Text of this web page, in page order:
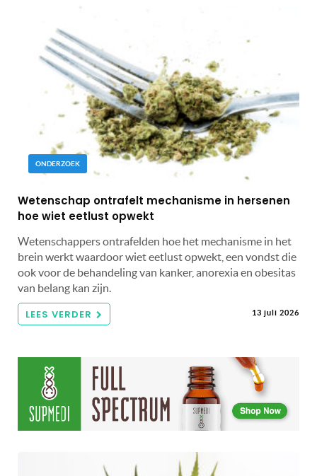
ONDERZOEK
Wetenschap ontrafelt mechanisme in hersenen
hoe wiet eetlust opwekt
Wetenschappers ontrafelden hoe het mechanisme in het
brein werkt waardoor wiet eetlust opwekt, een vondst die
ook voor de behandeling van kanker, anorexia en obesitas
van belang kan zijn.
LEES VERDER 13 juli 2026